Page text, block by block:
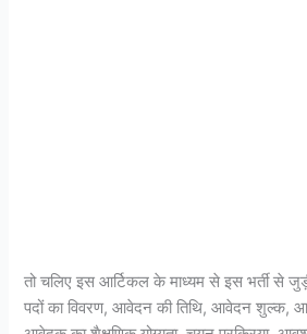
तो चलिए इस आर्टिकल के माध्यम से इस भर्ती से
पदों का विवरण, आवेदन की तिथि, आवेदन शुल्क,